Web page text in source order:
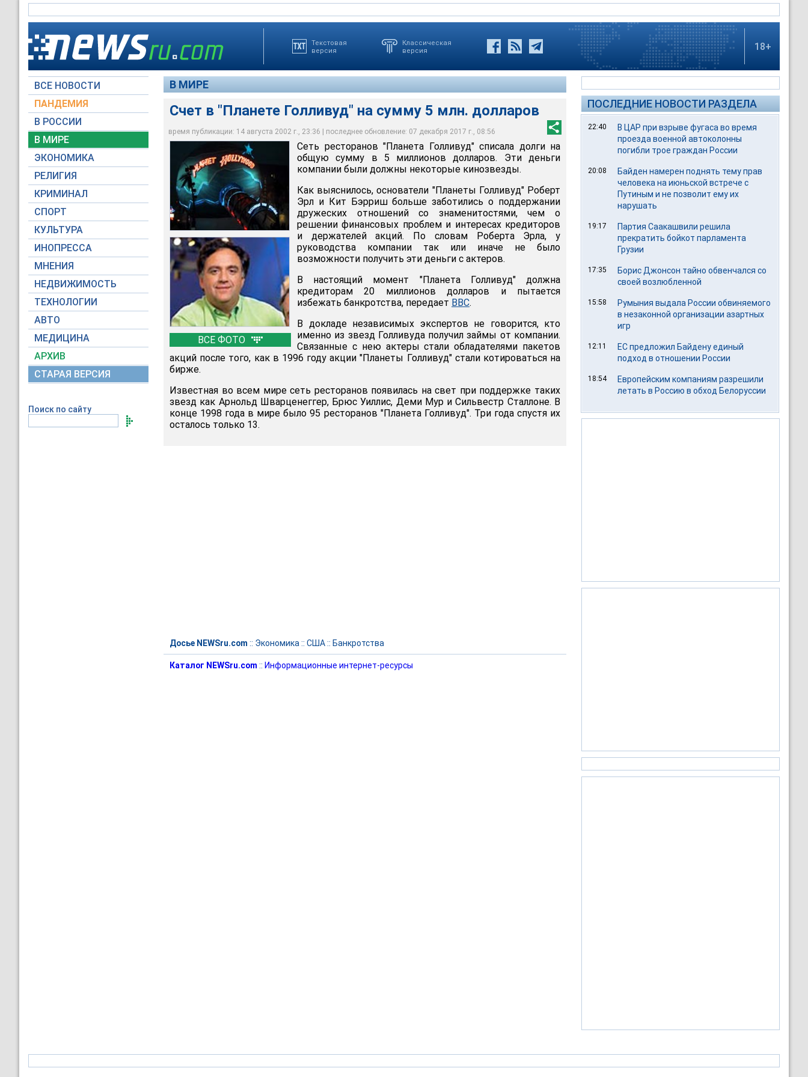
Текстовая
версия
Классическая
версия
18+
ВСЕ НОВОСТИ
ПАНДЕМИЯ
В РОССИИ
В МИРЕ
ЭКОНОМИКА
РЕЛИГИЯ
КРИМИНАЛ
СПОРТ
КУЛЬТУРА
ИНОПРЕССА
МНЕНИЯ
НЕДВИЖИМОСТЬ
ТЕХНОЛОГИИ
АВТО
МЕДИЦИНА
АРХИВ
СТАРАЯ ВЕРСИЯ
Поиск по сайту
В МИРЕ
Счет в "Планете Голливуд" на сумму 5 млн. долларов
время публикации: 14 августа 2002 г., 23:36 | последнее обновление: 07 декабря 2017 г., 08:56
ВСЕ ФОТО
Архив NTVRU.com
Архив NTVRU.com
Архив NTVRU.com
Архив NTVRU.com
Архив NTVRU.com
Сеть ресторанов "Планета Голливуд" списала долги на
общую сумму в 5 миллионов долларов. Эти деньги
компании были должны некоторые кинозвезды.
Как выяснилось, основатели "Планеты Голливуд" Роберт
Эрл и Кит Бэрриш больше заботились о поддержании
дружеских отношений со знаменитостями, чем о
решении финансовых проблем и интересах кредиторов
и держателей акций. По словам Роберта Эрла, у
руководства компании так или иначе не было
возможности получить эти деньги с актеров.
В настоящий момент "Планета Голливуд" должна
кредиторам 20 миллионов долларов и пытается
избежать банкротства, передает BBC.
В докладе независимых экспертов не говорится, кто
именно из звезд Голливуда получил займы от компании.
Связанные с нею актеры стали обладателями пакетов
акций после того, как в 1996 году акции "Планеты Голливуд" стали котироваться на
бирже.
Известная во всем мире сеть ресторанов появилась на свет при поддержке таких
звезд как Арнольд Шварценеггер, Брюс Уиллис, Деми Мур и Сильвестр Сталлоне. В
конце 1998 года в мире было 95 ресторанов "Планета Голливуд". Три года спустя их
осталось только 13.
Досье NEWSru.com :: Экономика :: США:: Банкротства
Каталог NEWSru.com :: Информационные интернет-ресурсы
ПОСЛЕДНИЕ НОВОСТИ РАЗДЕЛА
22:40
В ЦАР при взрыве фугаса во время
проезда военной автоколонны
погибли трое граждан России
20:08
Байден намерен поднять тему прав
человека на июньской встрече с
Путиным и не позволит ему их
нарушать
19:17
Партия Саакашвили решила
прекратить бойкот парламента
Грузии
17:35
Борис Джонсон тайно обвенчался со
своей возлюбленной
15:58
Румыния выдала России обвиняемого
в незаконной организации азартных
игр
12:11
ЕС предложил Байдену единый
подход в отношении России
18:54
Европейским компаниям разрешили
летать в Россию в обход Белоруссии